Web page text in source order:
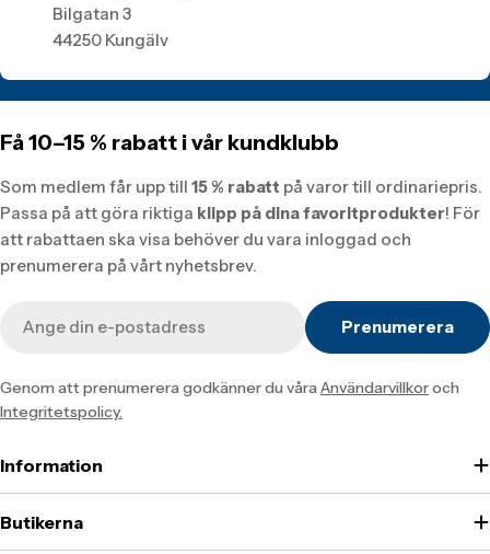
Bilgatan 3
44250 Kungälv
Få 10–15 % rabatt i vår kundklubb
Som medlem får upp till 15 % rabatt på varor till ordinariepris.
Passa på att göra riktiga klipp på dina favoritprodukter! För
att rabattaen ska visa behöver du vara inloggad och
prenumerera på vårt nyhetsbrev.
post
Prenumerera
Genom att prenumerera godkänner du våraAnvändarvillkoroch
Integritetspolicy.
Information
Butikerna